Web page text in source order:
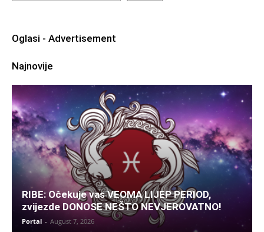
Oglasi - Advertisement
Najnovije
RIBE: Očekuje vas VEOMA LIJEP PERIOD,
zvijezde DONOSE NEŠTO NEVJEROVATNO!
Portal - August 7, 2026